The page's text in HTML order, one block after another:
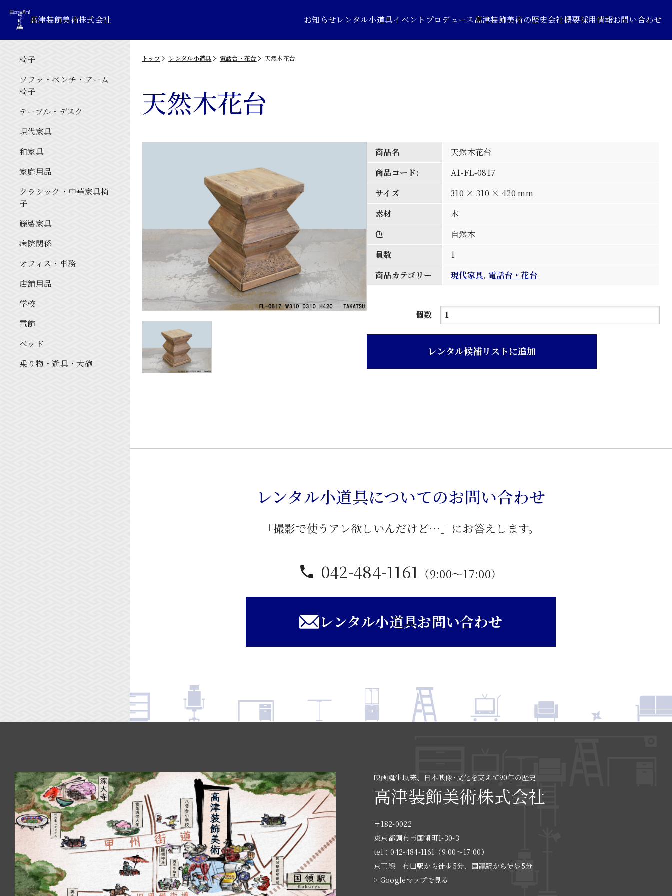
高津装飾美術株式会社 お知らせレンタル小道具イベントプロデュース高津装飾美術の歴史会社概要採用情報お問い合わせ
椅子
ソファ・ベンチ・アーム
椅子
テーブル・デスク
現代家具
和家具
家庭用品
クラシック・中華家具椅
子
籐製家具
病院関係
オフィス・事務
店舗用品
学校
電飾
ベッド
乗り物・遊具・大砲
トップ レンタル小道具 電話台・花台 天然木花台
天然木花台
商品名
天然木花台
商品コード:
A1-FL-0817
サイズ
310 × 310 × 420 mm
素材
木
色
自然木
員数
1
商品カテゴリー
現代家具,電話台・花台
個数
天
レンタル候補リストに追加
レンタル小道具についてのお問い合わせ
「撮影で使うアレ欲しいんだけど…」にお答えします。
042-484-1161 （9:00〜17:00）
レンタル小道具お問い合わせ
映画誕生以来、日本映像･文化を支えて90年の歴史
高津装飾美術株式会社
〒182-0022
東京都調布市国領町1-30-3
tel：042-484-1161（9:00〜17:00）
京王線 布田駅から徒歩5分、国領駅から徒歩5分
> Googleマップで見る